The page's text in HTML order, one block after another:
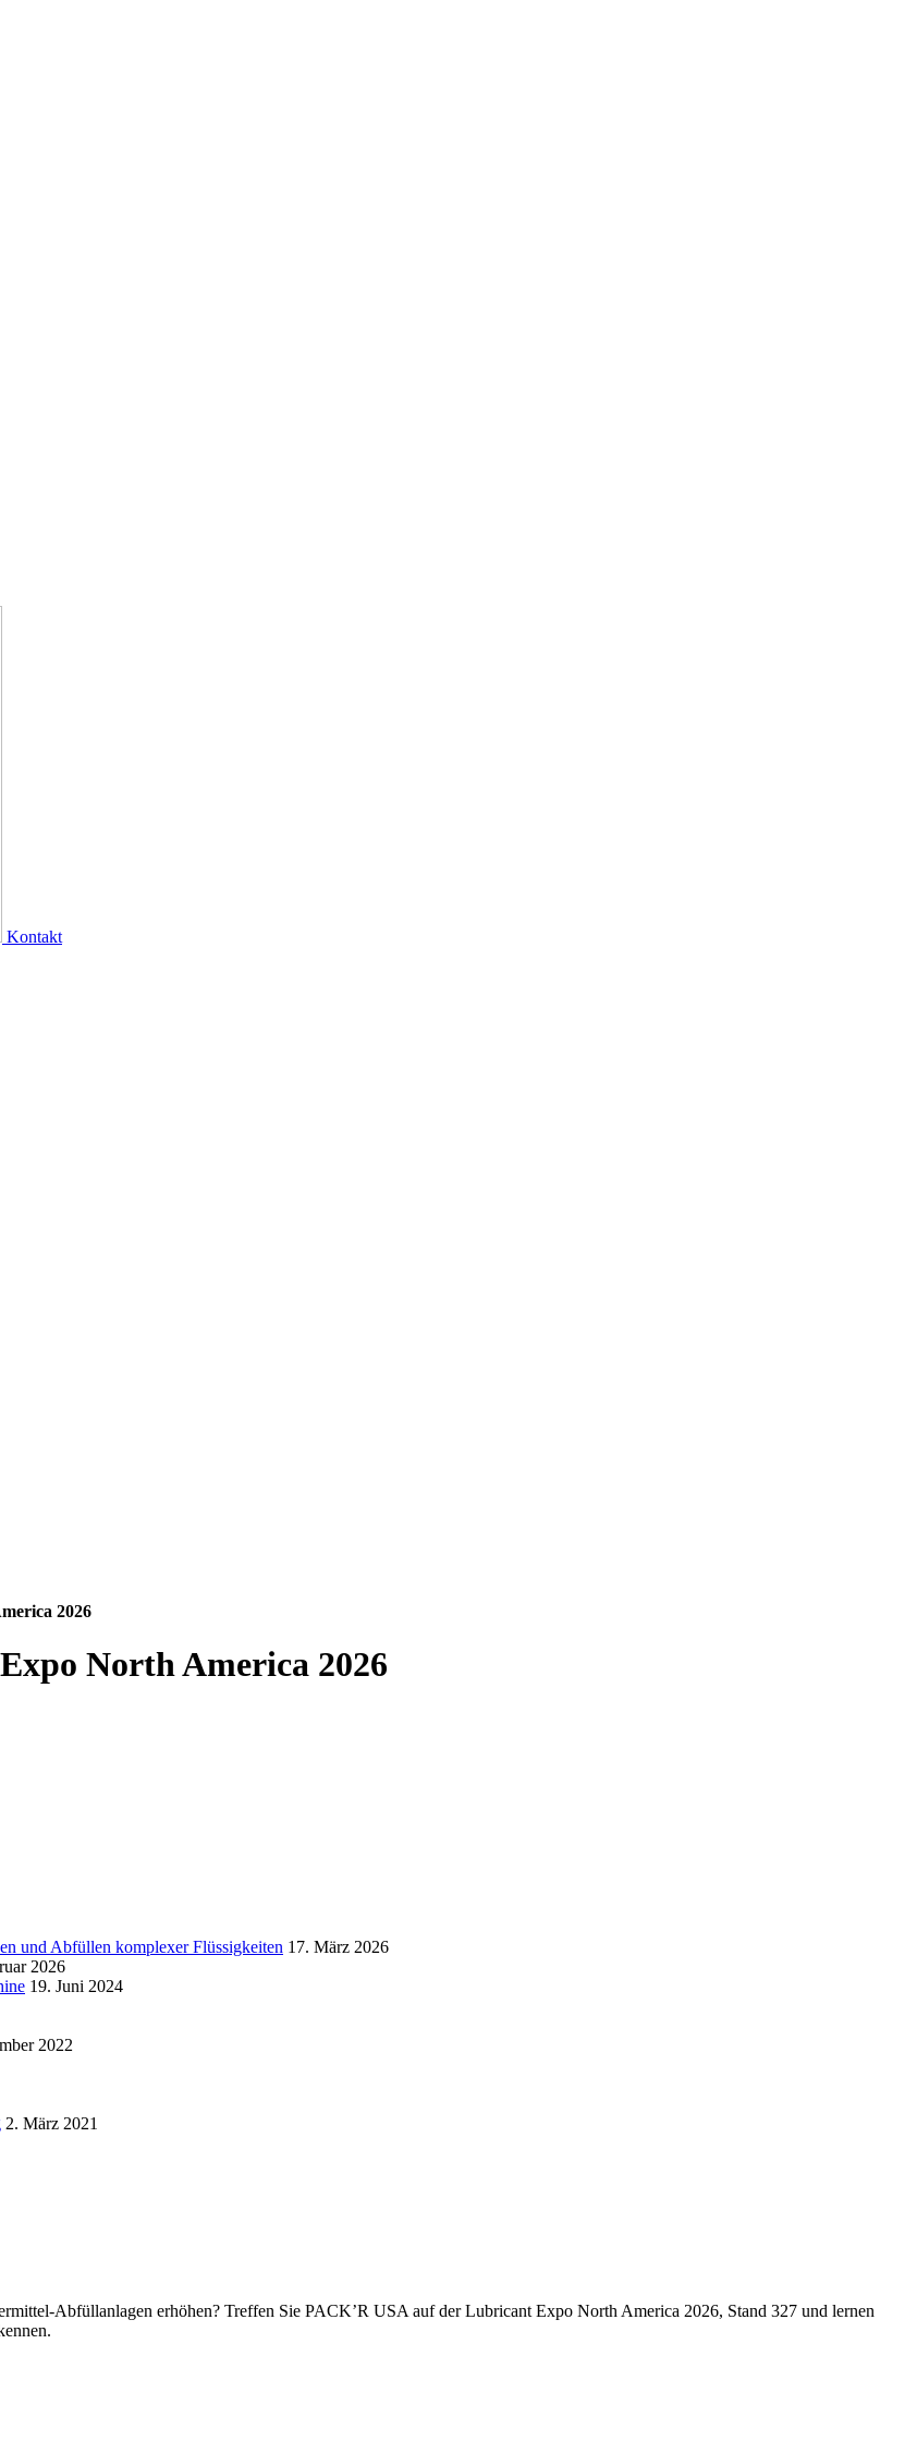
Kontakt
2026
North America 2026
und Abfüllen komplexer Flüssigkeiten 17. März 2026
2026
19. Juni 2024
2022
2. März 2021
Abfüllanlagen erhöhen? Treffen Sie PACK’R USA auf der Lubricant Expo North America 2026, Stand 327 und lernen